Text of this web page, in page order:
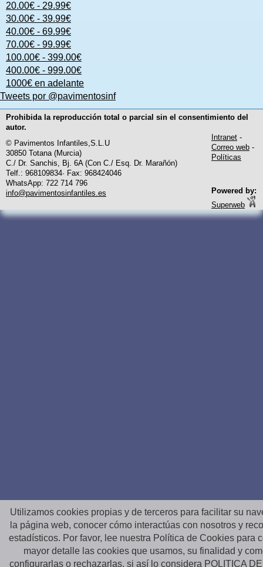
20.00€ - 29.99€
30.00€ - 39.99€
40.00€ - 69.99€
70.00€ - 99.99€
100.00€ - 399.00€
400.00€ - 999.00€
1000€ en adelante
Tweets por @pavimentosinf
Prohibida la reproducción total o parcial sin el consentimiento del
autor.
© Pavimentos Infantiles,S.L.U
30850 Totana (Murcia)
C./ Dr. Sanchis, Bj. 6A (Con C./ Esq. Dr. Marañón)
Telf.: 968109834· Fax: 968424046
WhatsApp: 722 714 796
info@pavimentosinfantiles.es
Intranet -
Correo web -
Políticas
Powered by:
Superweb
Utilizamos cookies propias y de terceros para facilitar su
la página web, conocer cómo interactúas con nosotros y
estadísticos. Por favor, lee nuestra Política de Cookies para
mayor detalle las cookies que usamos, su finalidad y
configurarlas o rechazarlas, si así lo considera POLITICA